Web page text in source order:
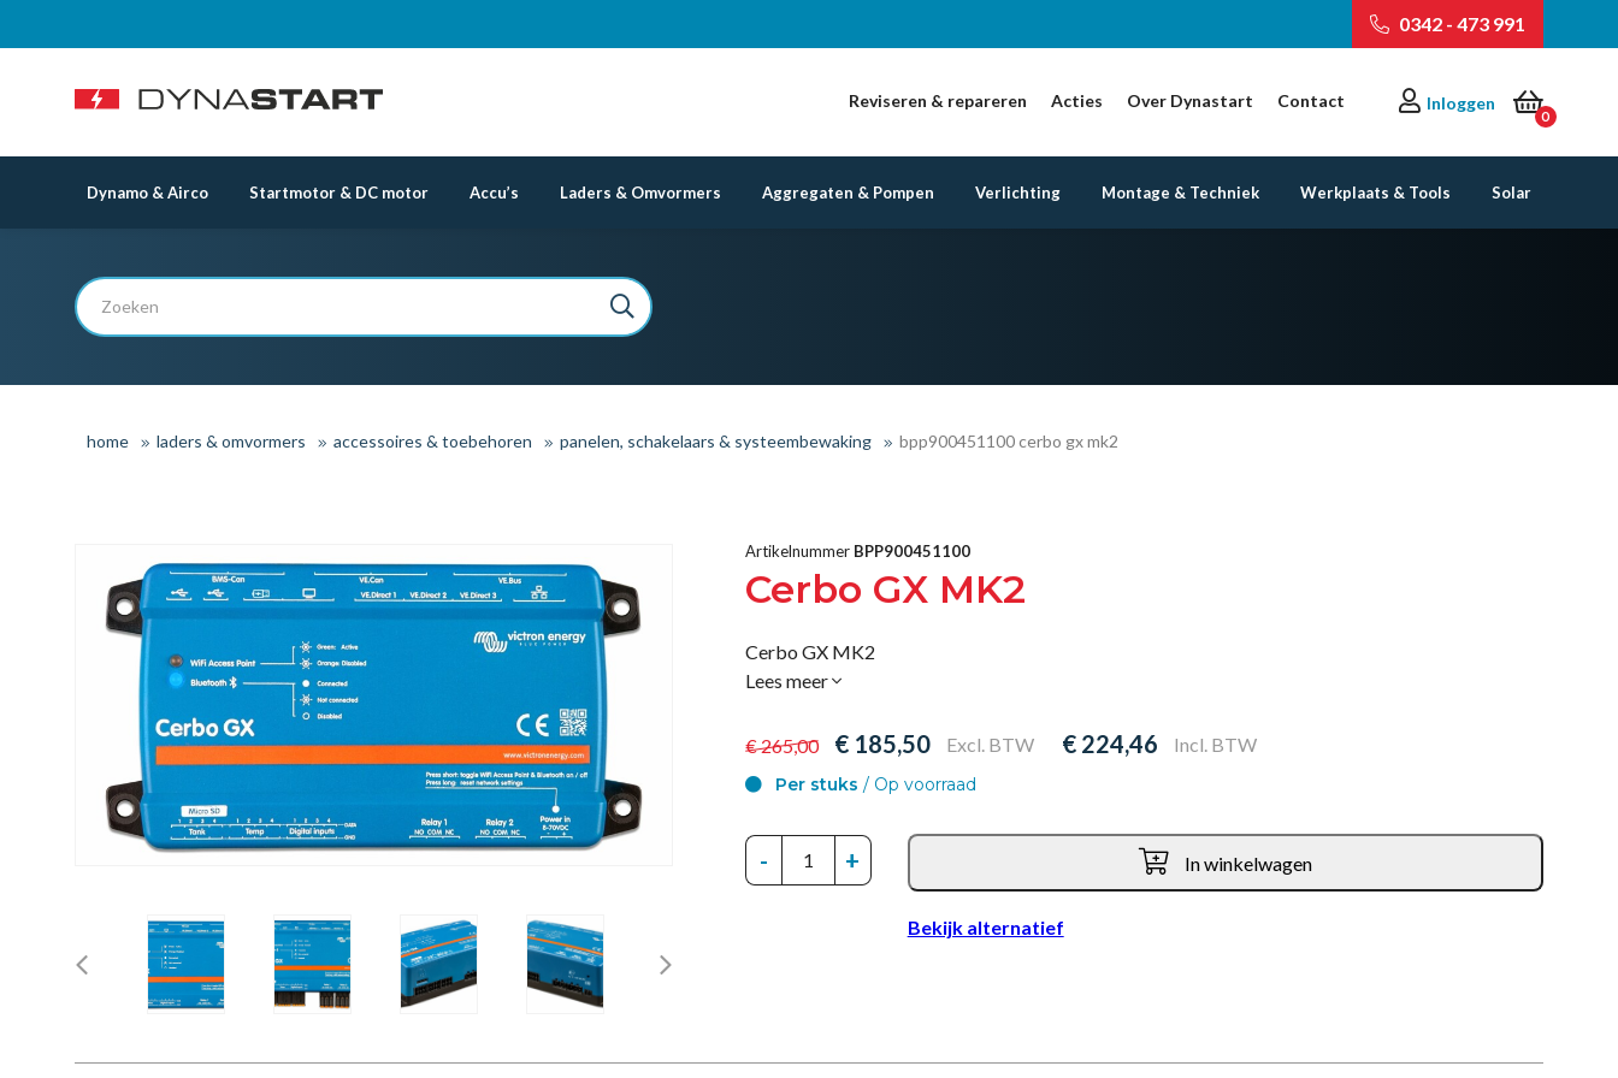
0342 - 473 991
Reviseren & repareren Acties Over Dynastart Contact
0
Inloggen
Dynamo & Airco Startmotor & DC motor Accu’s Laders & Omvormers Aggregaten & Pompen Verlichting Montage & Techniek Werkplaats & Tools Solar
home laders & omvormers accessoires & toebehoren panelen, schakelaars & systeembewaking bpp900451100 cerbo gx mk2
Artikelnummer BPP900451100
Cerbo GX MK2
Cerbo GX MK2
Lees meer
€ 265,00 € 185,50 Excl. BTW € 224,46 Incl. BTW
Per stuks / Op voorraad
- + In winkelwagen
Bekijk alternatief